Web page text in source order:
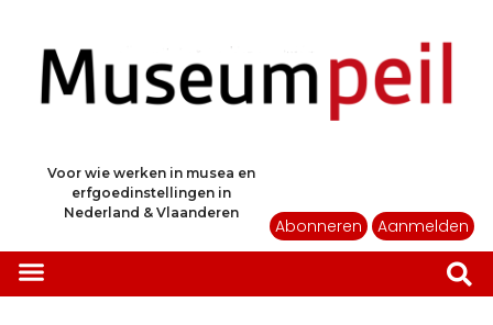
Voor wie werken in musea en
erfgoedinstellingen in
Nederland & Vlaanderen
Abonneren Aanmelden